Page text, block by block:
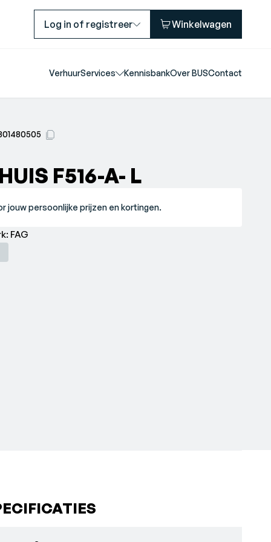
Log in of registreer Winkelwagen
VerhuurServices KennisbankOver BUSContact
F516-A- L
jouw persoonlijke prijzen en kortingen.
FAG